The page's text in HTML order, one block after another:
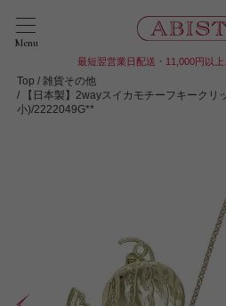
Menu
最短翌営業日配送・11,000円以
Top
雑貨その他
【日本製】2wayスイカモチーフキークリ
小)/2222049G**